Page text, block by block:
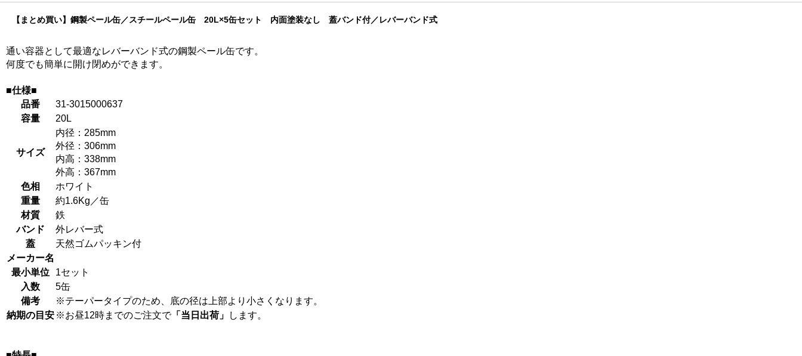
【まとめ買い】鋼製ペール缶／スチールペール缶 20L×5缶セット 内面塗装なし 蓋バンド付／レバーバンド式
通い容器として最適なレバーバンド式の鋼製ペール缶です。
何度でも簡単に開け閉めができます。
■仕様■
品番
31-3015000637
容量
20L
サイズ
内径：285mm
外径：306mm
内高：338mm
外高：367mm
色相
ホワイト
重量
約1.6Kg／缶
材質
鉄
バンド
外レバー式
蓋
天然ゴムパッキン付
メーカー名
最小単位
1セット
入数
5缶
備考
※テーパータイプのため、底の径は上部より小さくなります。
納期の目安 ※お昼12時までのご注文で「当日出荷」 します。